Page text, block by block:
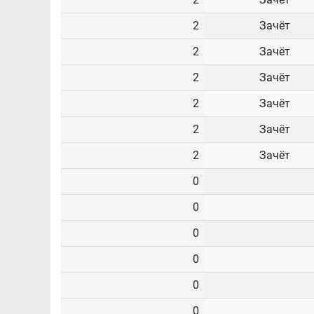
Зачёт
2
Зачёт
2
Зачёт
2
Зачёт
2
Зачёт
2
Зачёт
2
0
0
0
0
0
0